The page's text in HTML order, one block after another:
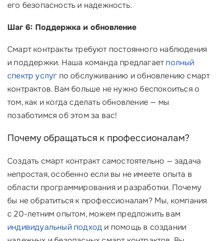
его безопасность и надежность.
Шаг 6: Поддержка и обновление
Смарт контракты требуют постоянного наблюдения
и поддержки. Наша команда предлагаетполный
спектр услуг по обслуживанию и обновлению смарт
контрактов. Вам больше не нужно беспокоиться о
том, как и когда сделать обновление — мы
позаботимся об этом за вас!
Почему обращаться к профессионалам?
Создать смарт контракт самостоятельно — задача
непростая, особенно если вы не имеете опыта в
области программирования и разработки. Почему
бы не обратиться к профессионалам? Мы, компания
с 20-летним опытом, можем предложить вам
индивидуальный подход и помощь в создании